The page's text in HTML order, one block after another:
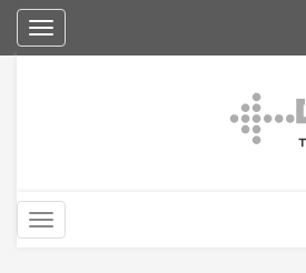
Toggle
Toggle